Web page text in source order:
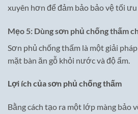
xuyên hơn để đảm bảo bảo vệ tối ưu
Mẹo 5: Dùng sơn phủ chống thấm
Sơn phủ chống thấm là một giải
mặt bàn ăn gỗ khỏi nước và độ ẩm.
Lợi ích của sơn phủ chống thấm
Bằng cách tạo ra một lớp màng bảo